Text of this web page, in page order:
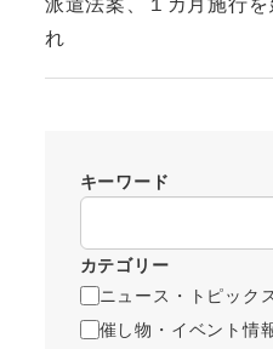
れ
キーワード
カテゴリー
ニュース・トピック
催し物・イベント情